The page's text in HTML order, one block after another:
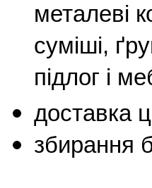
металеві
суміші,
підлог і
доставка
збирання